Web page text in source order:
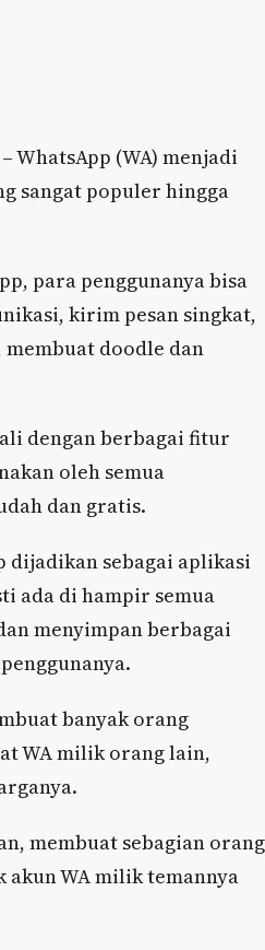
– WhatsApp (WA) menjadi
sangat populer hingga
para penggunanya bisa
kirim pesan singkat,
doodle dan
dengan berbagai fitur
oleh semua
dan gratis.
dijadikan sebagai aplikasi
ada di hampir semua
menyimpan berbagai
banyak orang
WA milik orang lain,
membuat sebagian orang
WA milik temannya